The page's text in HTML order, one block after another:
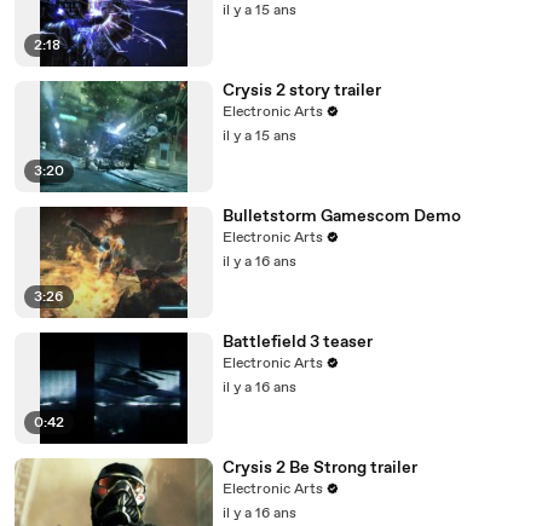
2:18
il y a 15 ans
3:20
Crysis 2 story trailer
Electronic Arts
il y a 15 ans
3:26
Bulletstorm Gamescom Demo
Electronic Arts
il y a 16 ans
0:42
Battlefield 3 teaser
Electronic Arts
il y a 16 ans
Crysis 2 Be Strong trailer
Electronic Arts
il y a 16 ans